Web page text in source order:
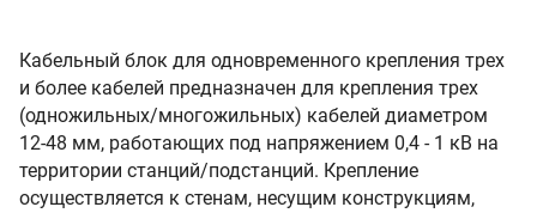
Кабельный блок для одновременного крепления трех
и более кабелей предназначен для крепления трех
(одножильных/многожильных) кабелей диаметром
12-48 мм, работающих под напряжением 0,4 - 1 кВ на
территории станций/подстанций. Крепление
осуществляется к стенам, несущим конструкциям,